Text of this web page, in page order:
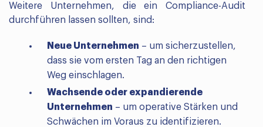
Weitere Unternehmen, die ein Compliance-Audit
durchführen lassen sollten, sind:
Neue Unternehmen – um sicherzustellen,
dass sie vom ersten Tag an den richtigen
Weg einschlagen.
Wachsende oder expandierende
Unternehmen – um operative Stärken und
Schwächen im Voraus zu identifizieren.